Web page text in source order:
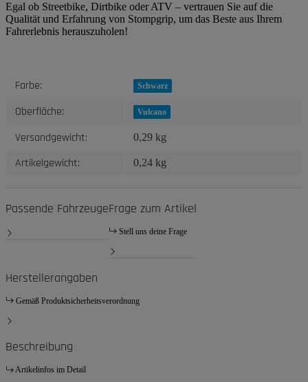
Egal ob Streetbike, Dirtbike oder ATV – vertrauen Sie auf die
Qualität und Erfahrung von Stompgrip, um das Beste aus Ihrem
Fahrerlebnis herauszuholen!
Produkteigenschaft
Wert
Farbe: Schwarz
Oberfläche: Vulcano
Versandgewicht: 0,29 kg
Artikelgewicht: 0,24 kg
Passende FahrzeugeFrage zum Artikel
Stell uns deine Frage
Herstellerangaben
Gemäß Produktsicherheitsverordnung
Beschreibung
Artikelinfos im Detail